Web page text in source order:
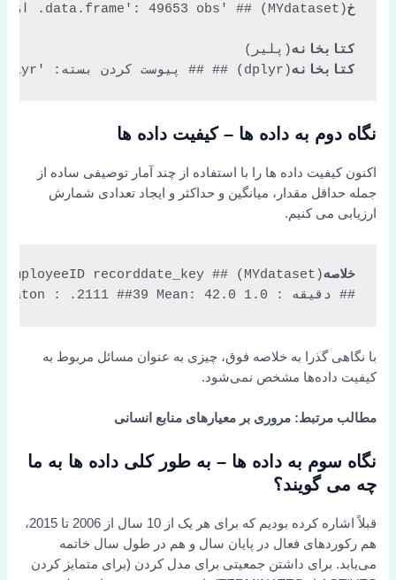
خ
کتابخانه(پلیر)
کتابخانه(dplyr) ## ## پیوست کردن بسته: 'dplyr' ## ## اشیاء زیر از 'package:plyr' پوشانده شده اند: ## ## ترتیب، شمارش، توصیف، failwith، id، جهش، تغییر نام، خلاصه، # # summary ## ## اشیاء زیر از 'package:stats' پوشانده شده اند: ## ## فیلتر، تاخیر ## ## اشیاء زیر از 'package:base' پوشانده شده اند: ## ## intersect, setdiff, setequal ، اتحادیه
نگاه دوم به داده ها – کیفیت داده ها
اکنون کیفیت داده ها را با استفاده از چند آمار توصیفی ساده از
جمله حداقل مقدار، میانگین و حداکثر و ایجاد تعدادی شمارش
ارزیابی می کنیم.
خلاصه
## دقیقه : 1.0 F:25898 Female:25898 Layoff : 1705 ## 1st Qu.:16.0 M:23755 Mare :23755 No Applicable:41853 ## Median :28.0 Resignaton : .2111 ##39 Mean: 42.0 ## حداکثر. :46.0 ## ## termtype_desc STATUS_YEAR STATUS ## غیر ارادی: 1705 دقیقه. :2006 ACTIVE :48168 ## غیر قابل اجرا:41853 1st Qu.:2008 TERMINATED: 1485 ## Voluntary : 6095 Median :2011 ## Mean :2011 ## 3rd Qu.:2013 ## Max. :2015 ## ## واحد_تجاری ## دفتر مرکزی: 585 ## فروشگاه :49068 ## ## ## ## ##
با نگاهی گذرا به خلاصه فوق، چیزی به عنوان مسائل مربوط به
کیفیت داده‌ها مشخص نمی‌شود.
مطالب مرتبط: مروری بر معیارهای منابع انسانی
نگاه سوم به داده ها – به طور کلی داده ها به ما
چه می گویند؟
قبلاً اشاره کرده بودیم که برای هر یک از 10 سال از 2006 تا 2015،
هم رکوردهای فعال در پایان سال و هم در طول سال خاتمه
می‌یابد. برای داشتن جمعیتی برای مدل کردن (برای متمایز کردن